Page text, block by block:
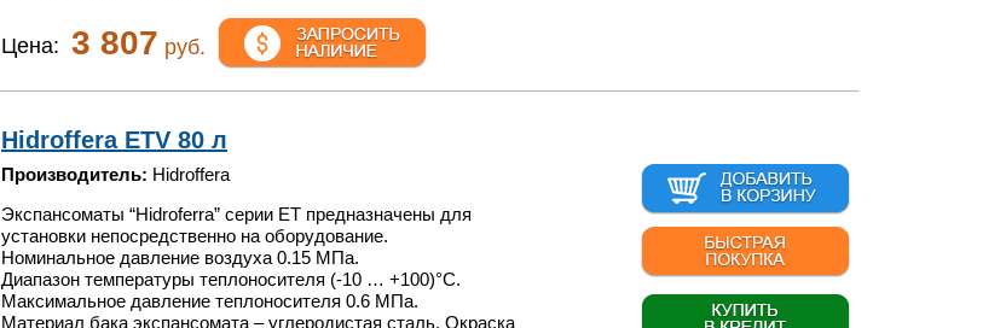
Цена: 3 807 руб.
Hidroffera ETV 80 л
Производитель: Hidroffera
Экспансоматы “Hidroferra” серии ET предназначены для
установки непосредственно на оборудование.
Номинальное давление воздуха 0.15 МПа.
Диапазон температуры теплоносителя (-10 … +100)°С.
Максимальное давление теплоносителя 0.6 МПа.
Материал бака экспансомата – углеродистая сталь. Окраска